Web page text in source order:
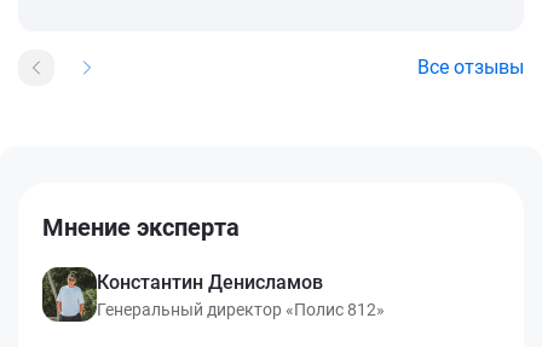
Все отзывы
Мнение эксперта
Константин Денисламов
Генеральный директор «Полис 812»